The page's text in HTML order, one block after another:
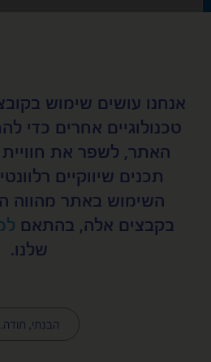
מאשר קבלת דיוור במייל
שלח
טכנולוגיים אחרים כדי
האתר, לשפר את חוויית
תכנים שיווקיים
השימוש באתר מהווה
בקבצים אלה, בהתאם
שלנו.
הבנתי, תודה.